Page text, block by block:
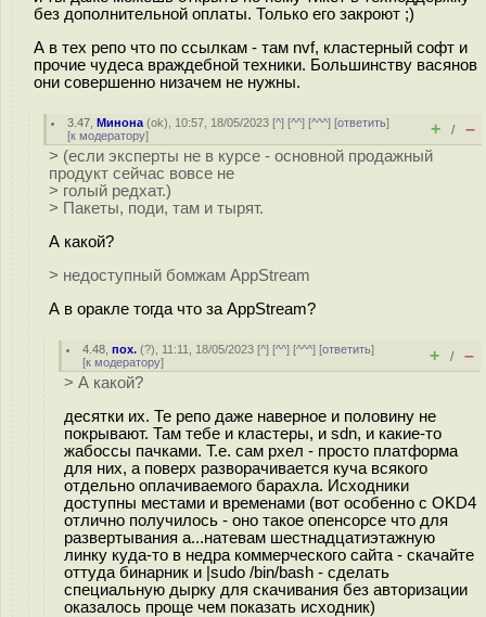
без дополнительной оплаты. Только его закроют ;)
А в тех репо что по ссылкам - там nvf, кластерный софт и
прочие чудеса враждебной техники. Большинству васянов
они совершенно низачем не нужны.
3.47 ,Минона (ok), 10:57, 18/05/2023 [^] [^^] [^^^] [ответить]
[к модератору] + / –
> (если эксперты не в курсе - основной продажный
продукт сейчас вовсе не
> голый редхат.)
> Пакеты, поди, там и тырят.
А какой?
> недоступный бомжам AppStream
А в оракле тогда что за AppStream?
4.48 ,пох. (?), 11:11, 18/05/2023 [^] [^^] [^^^] [ответить]
[к модератору] + / –
> А какой?
десятки их. Те репо даже наверное и половину не
покрывают. Там тебе и кластеры, и sdn, и какие-то
жабоссы пачками. Т.е. сам рхел - просто платформа
для них, а поверх разворачивается куча всякого
отдельно оплачиваемого барахла. Исходники
доступны местами и временами (вот особенно с OKD4
отлично получилось - оно такое опенсорсе что для
развертывания а...натевам шестнадцатиэтажную
линку куда-то в недра коммерческого сайта - скачайте
оттуда бинарник и |sudo /bin/bash - сделать
специальную дырку для скачивания без авторизации
оказалось проще чем показать исходник)